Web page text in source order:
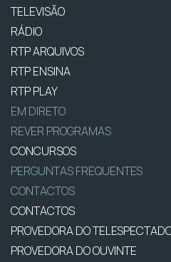
TELEVISÃO
RÁDIO
RTP ARQUIVOS
RTP ENSINA
RTP PLAY
EM DIRETO
REVER PROGRAMAS
CONCURSOS
PERGUNTAS FREQUENTES
CONTACTOS
CONTACTOS
PROVEDORA DO
PROVEDORA DO OUVINTE